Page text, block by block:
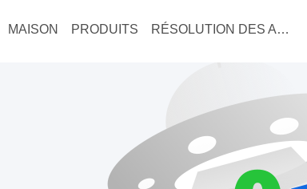
MAISON PRODUITS RÉSOLUTION DES AFFAIRES